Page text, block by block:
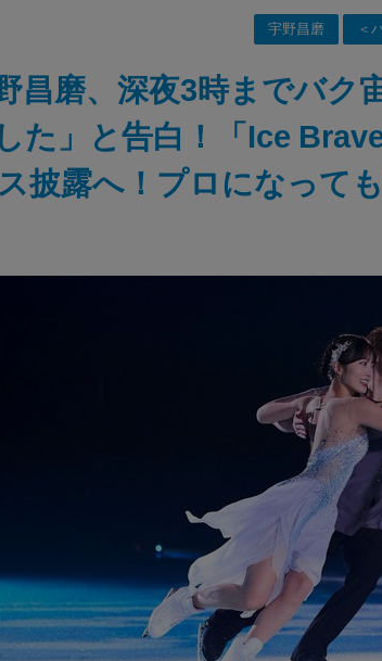
宇野昌磨 ＜
昌磨、深夜3時までバク
た」と告白！「Ice
披露へ！プロになって